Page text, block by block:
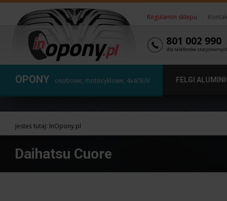
Regulamin sklepu
801 002 990
dla telefonów
OPONY osobowe, motocyklowe, 4x4/SUV FELGI
Jesteś tutaj: InOpony.pl
Daihatsu Cuore